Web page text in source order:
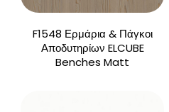
F1548 Ερμάρια & Πάγκοι
Αποδυτηρίων ELCUBE
Benches Matt